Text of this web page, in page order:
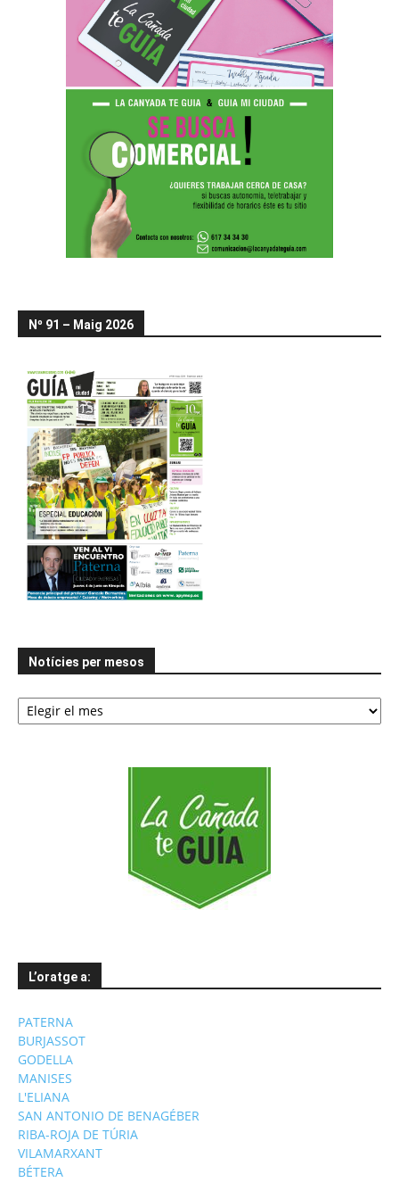
Nº 91 – Maig 2026
Notícies per mesos
Notícies
per
L’oratge a:
PATERNA
BURJASSOT
GODELLA
MANISES
L'ELIANA
SAN ANTONIO DE BENAGÉBER
RIBA-ROJA DE TÚRIA
VILAMARXANT
BÉTERA